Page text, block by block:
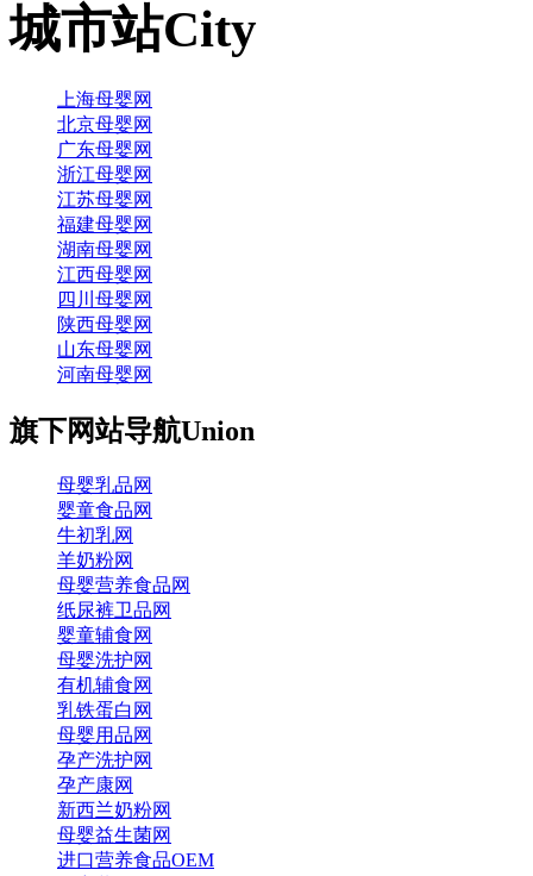
城市站City
上海母婴网
北京母婴网
广东母婴网
浙江母婴网
江苏母婴网
福建母婴网
湖南母婴网
江西母婴网
四川母婴网
陕西母婴网
山东母婴网
河南母婴网
旗下网站导航Union
母婴乳品网
婴童食品网
牛初乳网
羊奶粉网
母婴营养食品网
纸尿裤卫品网
婴童辅食网
母婴洗护网
有机辅食网
乳铁蛋白网
母婴用品网
孕产洗护网
孕产康网
新西兰奶粉网
母婴益生菌网
进口营养食品OEM